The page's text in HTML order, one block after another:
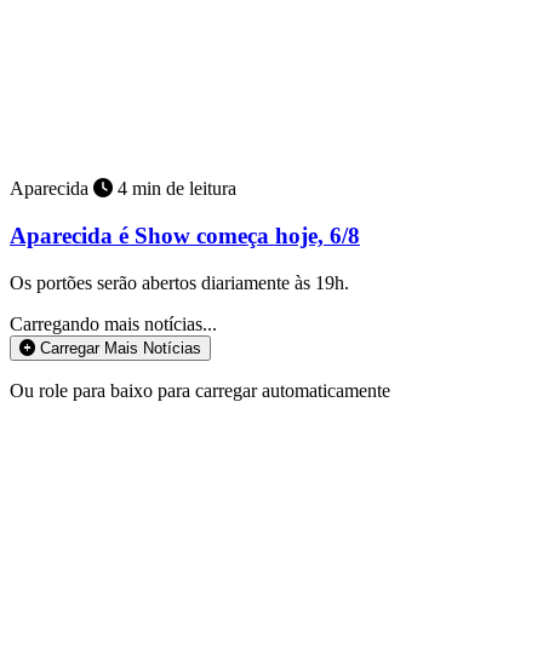
Aparecida 4 min de leitura
Aparecida é Show começa hoje, 6/8
Os portões serão abertos diariamente às 19h.
Carregando mais notícias...
Carregar Mais Notícias
Ou role para baixo para carregar automaticamente